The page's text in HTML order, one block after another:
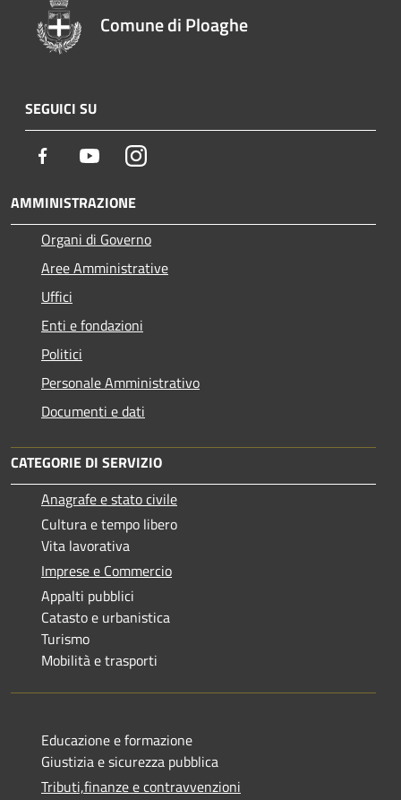
Comune di Ploaghe
SEGUICI SU
Facebook YoutubeInstagram
AMMINISTRAZIONE
Organi di Governo
Aree Amministrative
Uffici
Enti e fondazioni
Politici
Personale Amministrativo
Documenti e dati
CATEGORIE DI SERVIZIO
Anagrafe e stato civile
Cultura e tempo libero
Vita lavorativa
Imprese e Commercio
Appalti pubblici
Catasto e urbanistica
Turismo
Mobilità e trasporti
Educazione e formazione
Giustizia e sicurezza pubblica
Tributi,finanze e contravvenzioni